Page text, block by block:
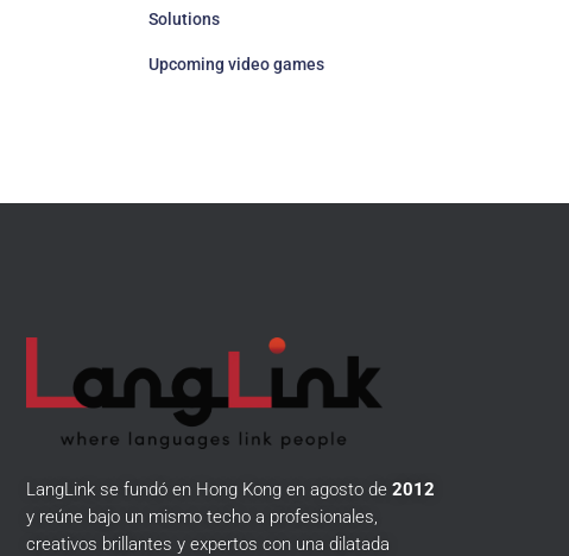
Solutions
Upcoming video games
LangLink se fundó en Hong Kong en agosto de 2012
y reúne bajo un mismo techo a profesionales,
creativos brillantes y expertos con una dilatada